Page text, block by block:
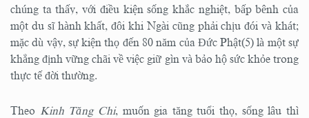
chúng ta thấy, với điều kiện sống khắc nghiệt, bấp bênh của
một du sĩ hành khất, đôi khi Ngài cũng phải chịu đói và khát;
mặc dù vậy, sự kiện thọ đến 80 năm của Đức Phật(5) là một sự
khẳng định vững chãi về việc giữ gìn và bảo hộ sức khỏe trong
thực tế đời thường.
Theo Kinh Tăng Chi, muốn gia tăng tuổi thọ, sống lâu thì